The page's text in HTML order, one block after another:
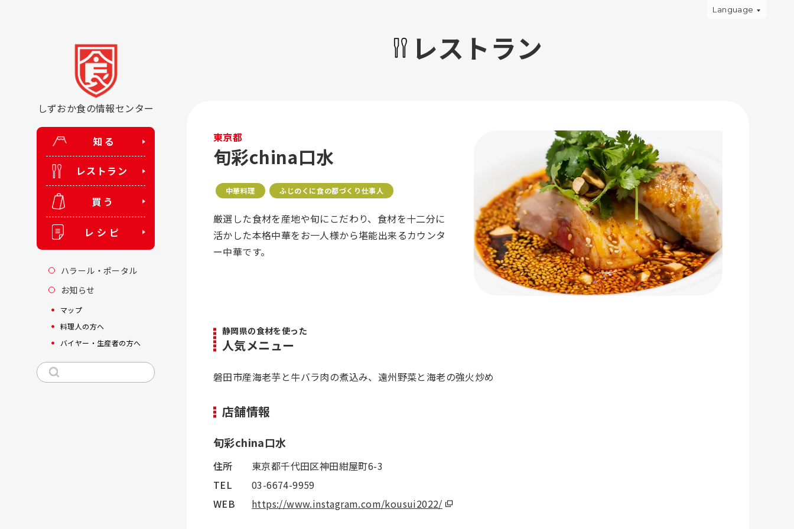
しずおか食の情報センター
知る
レストラン
買う
レシピ
ハラール・ポータル
お知らせ
マップ
料理人の方へ
バイヤー・生産者の方へ
Language
レストラン
東京都
旬彩china口水
中華料理 ふじのくに食の都づくり仕事人
厳選した食材を産地や旬にこだわり、食材を十二分に
活かした本格中華をお一人様から堪能出来るカウンタ
ー中華です。
静岡県の食材を使った
人気メニュー
磐田市産海老芋と牛バラ肉の煮込み、遠州野菜と海老の強火炒め
店舗情報
旬彩china口水
住所
東京都千代田区神田紺屋町6-3
TEL
03-6674-9959
WEB
https://www.instagram.com/kousui2022/